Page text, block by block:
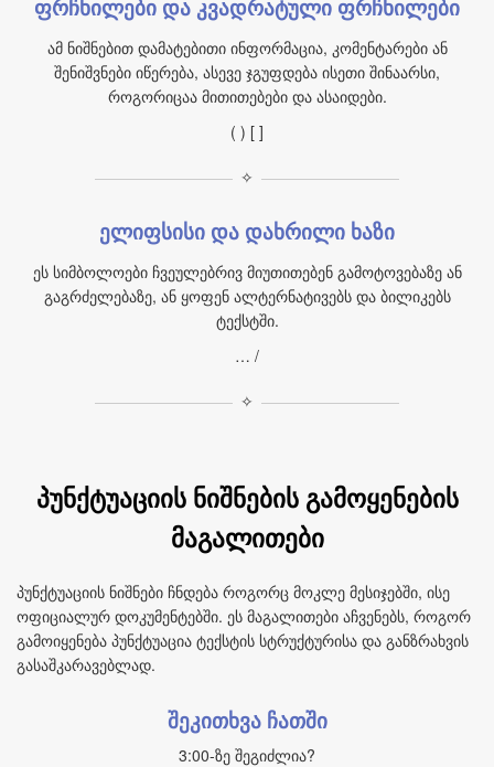
ფრჩხილები და კვადრატული ფრჩხილები
ამ ნიშნებით დამატებითი ინფორმაცია, კომენტარები ან
შენიშვნები იწერება, ასევე ჯგუფდება ისეთი შინაარსი,
როგორიცაა მითითებები და ასაიდები.
( ) [ ]
✧
ელიფსისი და დახრილი ხაზი
ეს სიმბოლოები ჩვეულებრივ მიუთითებენ გამოტოვებაზე ან
გაგრძელებაზე, ან ყოფენ ალტერნატივებს და ბილიკებს
ტექსტში.
… /
✧
პუნქტუაციის ნიშნების გამოყენების
მაგალითები
პუნქტუაციის ნიშნები ჩნდება როგორც მოკლე მესიჯებში, ისე
ოფიციალურ დოკუმენტებში. ეს მაგალითები აჩვენებს, როგორ
გამოიყენება პუნქტუაცია ტექსტის სტრუქტურისა და განზრახვის
გასაშკარავებლად.
შეკითხვა ჩათში
3:00-ზე შეგიძლია?